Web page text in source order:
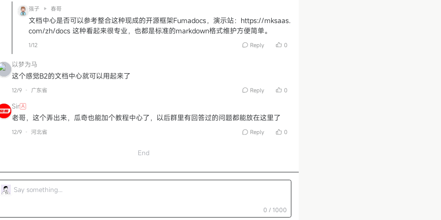
强子 春哥
文档中心是否可以参考整合这种现成的开源框架Fumadocs，演示站：https://mksaas.
com/zh/docs 这种看起来很专业，也都是标准的markdown格式维护方便简单。
1/12 Reply 0
以梦为马
这个感觉B2的文档中心就可以用起来了
12/9 广东省 Reply 0
Sir A
老哥，这个弄出来，瓜奇也能加个教程中心了，以后群里有回答过的问题都能放在这里了
12/9 河北省 Reply 0
End
0 / 1000